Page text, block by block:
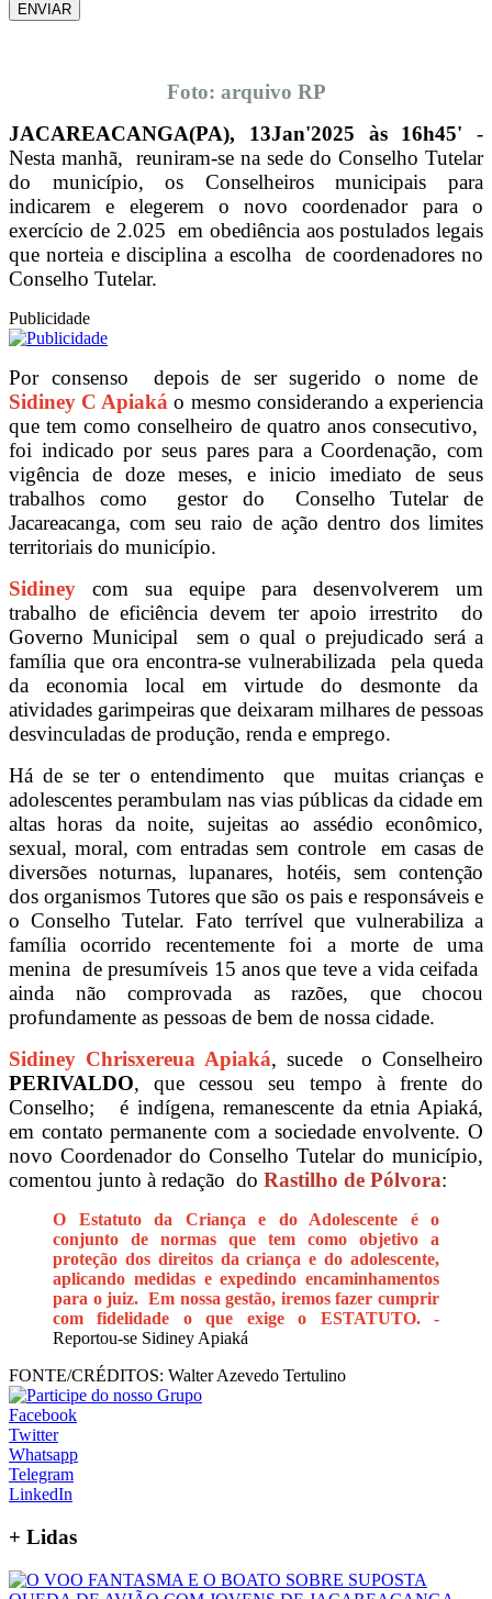
ENVIAR
Foto: arquivo RP
JACAREACANGA(PA), 13Jan'2025 às 16h45' -
Nesta manhã, reuniram-se na sede do Conselho Tutelar
do município, os Conselheiros municipais para
indicarem e elegerem o novo coordenador para o
exercício de 2.025 em obediência aos postulados legais
que norteia e disciplina a escolha de coordenadores no
Conselho Tutelar.
Publicidade
Por consenso depois de ser sugerido o nome de
Sidiney C Apiaká o mesmo considerando a experiencia
que tem como conselheiro de quatro anos consecutivo,
foi indicado por seus pares para a Coordenação, com
vigência de doze meses, e inicio imediato de seus
trabalhos como gestor do Conselho Tutelar de
Jacareacanga, com seu raio de ação dentro dos limites
territoriais do município.
Sidiney com sua equipe para desenvolverem um
trabalho de eficiência devem ter apoio irrestrito do
Governo Municipal sem o qual o prejudicado será a
família que ora encontra-se vulnerabilizada pela queda
da economia local em virtude do desmonte da
atividades garimpeiras que deixaram milhares de pessoas
desvinculadas de produção, renda e emprego.
Há de se ter o entendimento que muitas crianças e
adolescentes perambulam nas vias públicas da cidade em
altas horas da noite, sujeitas ao assédio econômico,
sexual, moral, com entradas sem controle em casas de
diversões noturnas, lupanares, hotéis, sem contenção
dos organismos Tutores que são os pais e responsáveis e
o Conselho Tutelar. Fato terrível que vulnerabiliza a
família ocorrido recentemente foi a morte de uma
menina de presumíveis 15 anos que teve a vida ceifada
ainda não comprovada as razões, que chocou
profundamente as pessoas de bem de nossa cidade.
Sidiney Chrisxereua Apiaká, sucede o Conselheiro
PERIVALDO, que cessou seu tempo à frente do
Conselho; é indígena, remanescente da etnia Apiaká,
em contato permanente com a sociedade envolvente. O
novo Coordenador do Conselho Tutelar do município,
comentou junto à redação do Rastilho de Pólvora:
O Estatuto da Criança e do Adolescente é o
conjunto de normas que tem como objetivo a
proteção dos direitos da criança e do adolescente,
aplicando medidas e expedindo encaminhamentos
para o juiz. Em nossa gestão, iremos fazer cumprir
com fidelidade o que exige o ESTATUTO. -
Reportou-se Sidiney Apiaká
FONTE/CRÉDITOS: Walter Azevedo Tertulino
Facebook
Twitter
Whatsapp
Telegram
LinkedIn
+ Lidas